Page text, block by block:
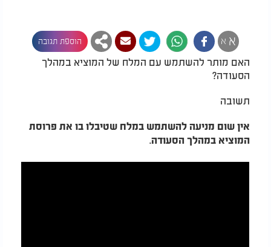
א א הוספת תגובה
האם מותר להשתמש עם המלח של המוציא במהלך
הסעודה?
תשובה
אין שום מניעה להשתמש במלח שטיבלו בו את פרוסת
המוציא במהלך הסעודה.